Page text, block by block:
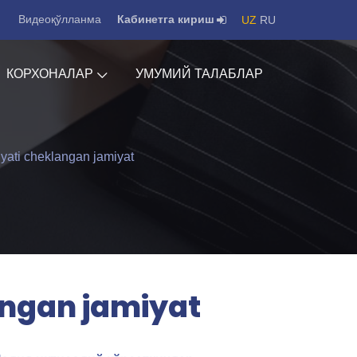
Видеоқўлланма Кабинетга кириш UZ RU
КОРХОНАЛАР УМУМИЙ ТАЛАБЛАР
cheklangan jamiyat
jamiyat